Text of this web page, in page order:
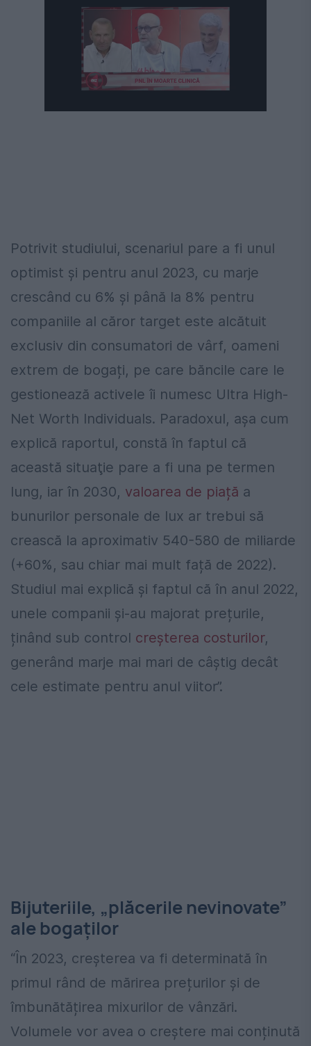
Potrivit studiului, scenariul pare a fi unul
optimist și pentru anul 2023, cu marje
crescând cu 6% și până la 8% pentru
companiile al căror target este alcătuit
exclusiv din consumatori de vârf, oameni
extrem de bogați, pe care băncile care le
gestionează activele îi numesc Ultra High-
Net Worth Individuals. Paradoxul, aşa cum
explică raportul, constă în faptul că
această situaţie pare a fi una pe termen
lung, iar în 2030, valoarea de piață a
bunurilor personale de lux ar trebui să
crească la aproximativ 540-580 de miliarde
(+60%, sau chiar mai mult față de 2022).
Studiul mai explică şi faptul că în anul 2022,
unele companii și-au majorat prețurile,
ținând sub control creșterea costurilor,
generând marje mai mari de câştig decât
cele estimate pentru anul viitor”.
Bijuteriile, „plăcerile nevinovate”
ale bogaților
“În 2023, creșterea va fi determinată în
primul rând de mărirea prețurilor și de
îmbunătățirea mixurilor de vânzări.
Volumele vor avea o creștere mai conținută